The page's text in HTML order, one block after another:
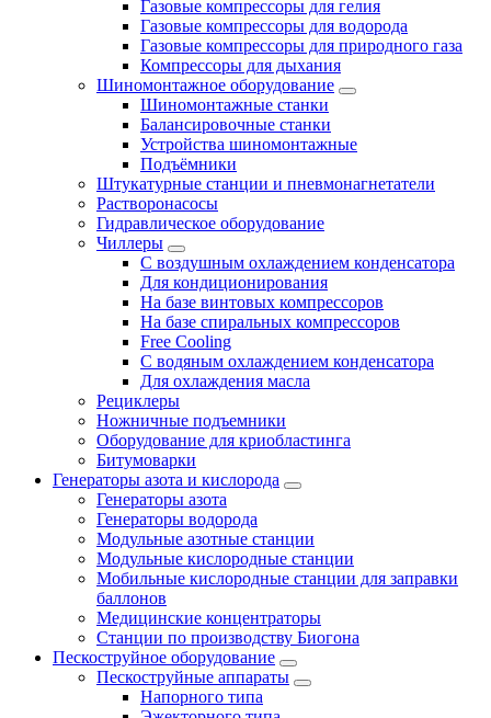
Газовые компрессоры для гелия
Газовые компрессоры для водорода
Газовые компрессоры для природного газа
Компрессоры для дыхания
Шиномонтажное оборудование
Шиномонтажные станки
Балансировочные станки
Устройства шиномонтажные
Подъёмники
Штукатурные станции и пневмонагнетатели
Растворонасосы
Гидравлическое оборудование
Чиллеры
С воздушным охлаждением конденсатора
Для кондиционирования
На базе винтовых компрессоров
На базе спиральных компрессоров
Free Cooling
С водяным охлаждением конденсатора
Для охлаждения масла
Рециклеры
Ножничные подъемники
Оборудование для криобластинга
Битумоварки
Генераторы азота и кислорода
Генераторы азота
Генераторы водорода
Модульные азотные станции
Модульные кислородные станции
Мобильные кислородные станции для заправки
баллонов
Медицинские концентраторы
Станции по производству Биогона
Пескоструйное оборудование
Пескоструйные аппараты
Напорного типа